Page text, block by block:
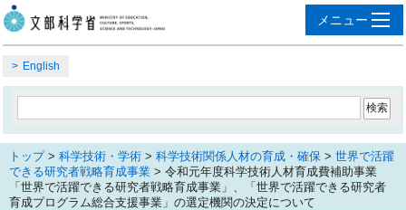
English
トップ> 科学技術・学術 > 科学技術関係人材の育成・確保 > 世界で活躍
できる研究者戦略育成事業 > 令和元年度科学技術人材育成費補助事業
「世界で活躍できる研究者戦略育成事業」、「世界で活躍できる研究者
育成プログラム総合支援事業」の選定機関の決定について